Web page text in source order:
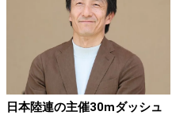
日本陸連の主催30mダッシュ